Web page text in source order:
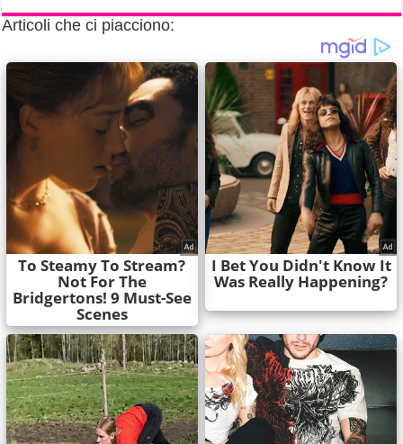
Articoli che ci piacciono: